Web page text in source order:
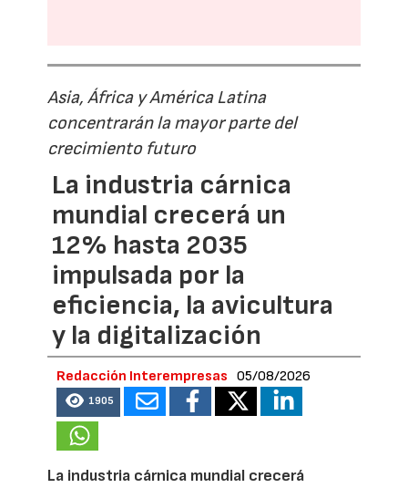
Asia, África y América Latina
concentrarán la mayor parte del
crecimiento futuro
La industria cárnica
mundial crecerá un
12% hasta 2035
impulsada por la
eficiencia, la avicultura
y la digitalización
Redacción Interempresas 05/08/2026
1905
La industria cárnica mundial crecerá